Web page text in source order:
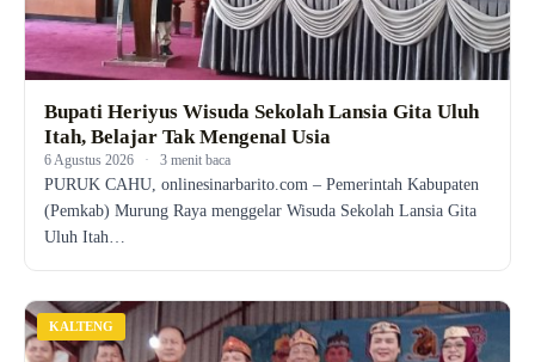
Bupati Heriyus Wisuda Sekolah Lansia Gita Uluh
Itah, Belajar Tak Mengenal Usia
6 Agustus 2026 · 3 menit baca
PURUK CAHU, onlinesinarbarito.com – Pemerintah Kabupaten
(Pemkab) Murung Raya menggelar Wisuda Sekolah Lansia Gita
Uluh Itah…
KALTENG